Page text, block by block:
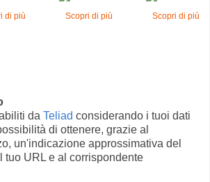
di più Scopri di più Scopri di più
da Teliad considerando i tuoi dati
di ottenere, grazie al
un'indicazione approssimativa del
tuo URL e al corrispondente